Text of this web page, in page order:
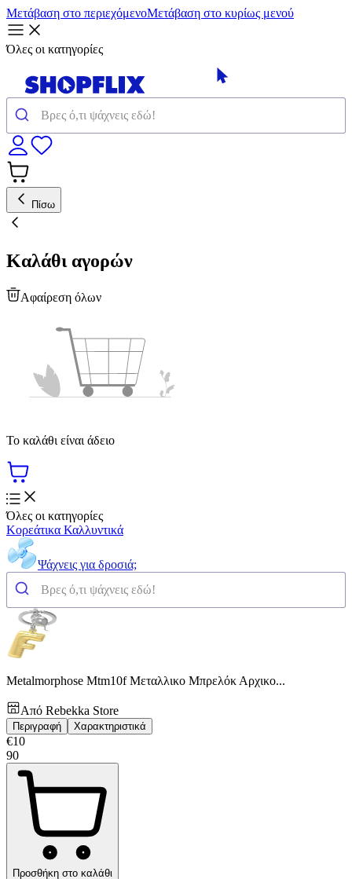
Μετάβαση στο περιεχόμενοΜετάβαση στο κυρίως μενού
Όλες οι κατηγορίες
Πίσω
Καλάθι αγορών
Αφαίρεση όλων
Το καλάθι είναι άδειο
Όλες οι κατηγορίες
Κορεάτικα Καλλυντικά
Ψάχνεις για δροσιά;
Metalmorphose Mtm10f Μεταλλικο Μπρελόκ Αρχικο...
Από Rebekka Store
Περιγραφή Χαρακτηριστικά
€10
90
Προσθήκη στο καλάθι